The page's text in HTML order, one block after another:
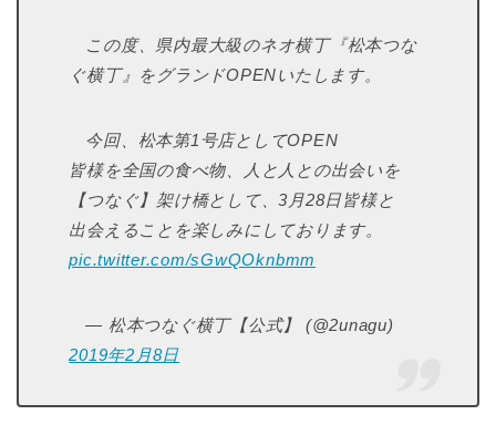
この度、県内最大級のネオ横丁『松本つな
ぐ横丁』をグランドOPENいたします。
今回、松本第1号店としてOPEN
皆様を全国の食べ物、人と人との出会いを
【つなぐ】架け橋として、3月28日皆様と
出会えることを楽しみにしております。
pic.twitter.com/sGwQOknbmm
— 松本つなぐ横丁【公式】 (@2unagu)
2019年2月8日